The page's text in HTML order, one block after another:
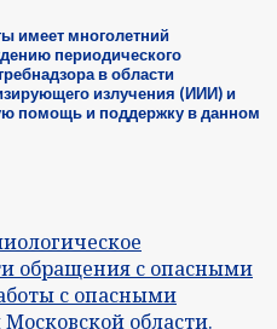
имеет многолетний
периодического
в области
излучения (ИИИ) и
помощь и поддержку в данном